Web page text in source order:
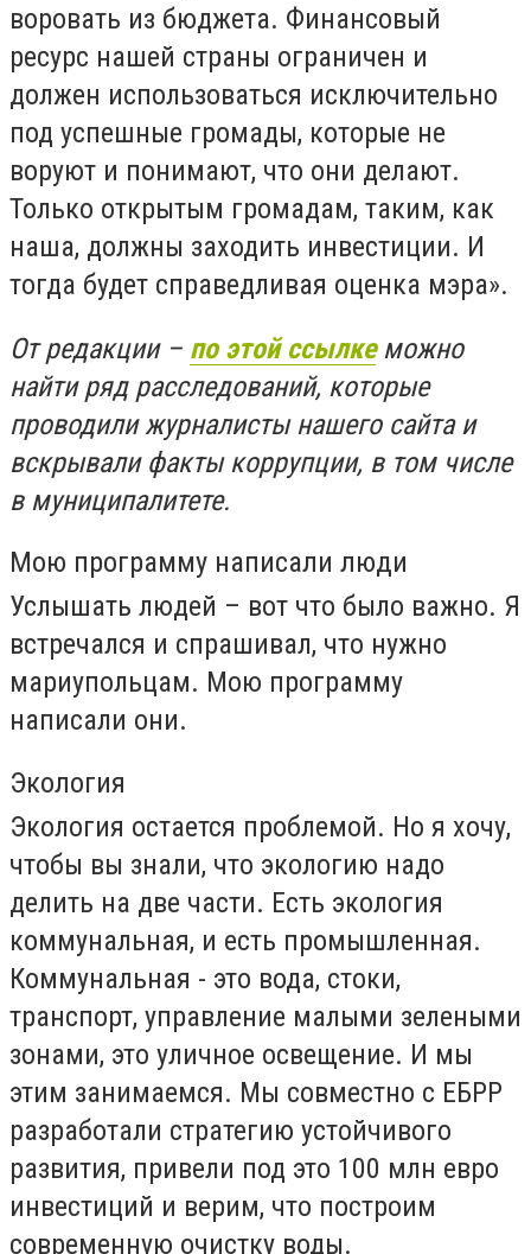
воровать из бюджета. Финансовый
ресурс нашей страны ограничен и
должен использоваться исключительно
под успешные громады, которые не
воруют и понимают, что они делают.
Только открытым громадам, таким, как
наша, должны заходить инвестиции. И
тогда будет справедливая оценка мэра».
От редакции – по этой ссылкеможно
найти ряд расследований, которые
проводили журналисты нашего сайта и
вскрывали факты коррупции, в том числе
в муниципалитете.
Мою программу написали люди
Услышать людей – вот что было важно. Я
встречался и спрашивал, что нужно
мариупольцам. Мою программу
написали они.
Экология
Экология остается проблемой. Но я хочу,
чтобы вы знали, что экологию надо
делить на две части. Есть экология
коммунальная, и есть промышленная.
Коммунальная - это вода, стоки,
транспорт, управление малыми зелеными
зонами, это уличное освещение. И мы
этим занимаемся. Мы совместно с ЕБРР
разработали стратегию устойчивого
развития, привели под это 100 млн евро
инвестиций и верим, что построим
современную очистку воды.